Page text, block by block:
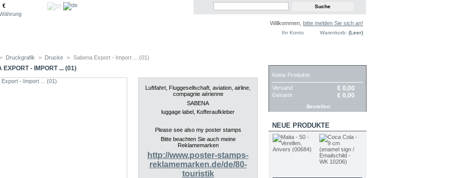
€
Willkommen,bitte melden Sie sich an!
Warenkorb: (Leer)
Ihr Konto
> Druckgrafik > Drucke > Sabena Export - Import ... (01)
EXPORT - IMPORT ... (01)
Luftfahrt, Fluggesellschaft, aviation, airline,
compagnie aérienne
SABENA
luggage label, Kofferaufkleber
Please see also my poster stamps
Bitte beachten Sie auch meine
Reklamemarken
http://www.poster-stamps-
reklamemarken.de/de/80-
touristik
Keine Produkte
Versand € 0,00
Gesamt € 0,00
Bestellen
NEUE PRODUKTE